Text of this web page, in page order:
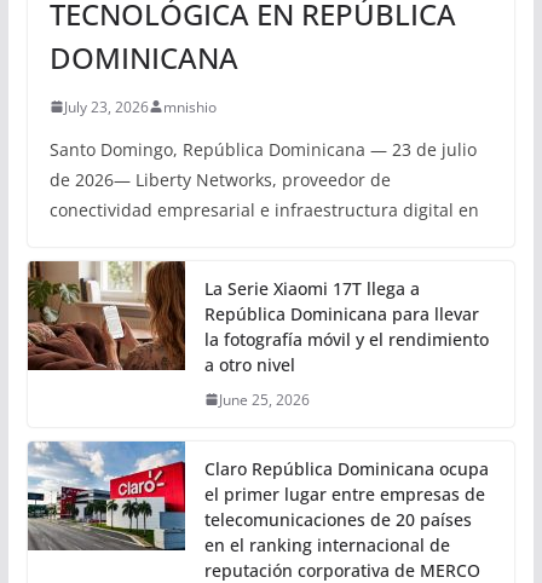
TECNOLÓGICA EN REPÚBLICA
DOMINICANA
July 23, 2026 mnishio
Santo Domingo, República Dominicana — 23 de julio
de 2026— Liberty Networks, proveedor de
conectividad empresarial e infraestructura digital en
La Serie Xiaomi 17T llega a
República Dominicana para llevar
la fotografía móvil y el rendimiento
a otro nivel
June 25, 2026
Claro República Dominicana ocupa
el primer lugar entre empresas de
telecomunicaciones de 20 países
en el ranking internacional de
reputación corporativa de MERCO